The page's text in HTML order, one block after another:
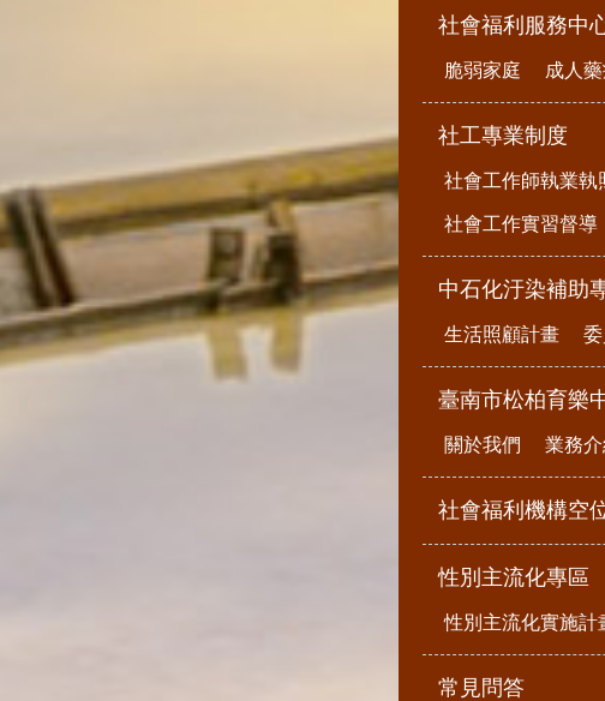
社會福利服務中
脆弱家庭 成人
社工專業制度
社會工作師執業執
社會工作實習督導
中石化汙染補助
生活照顧計畫
臺南市松柏育樂
關於我們 業務
社會福利機構空
性別主流化專區
性別主流化實施計
常見問答